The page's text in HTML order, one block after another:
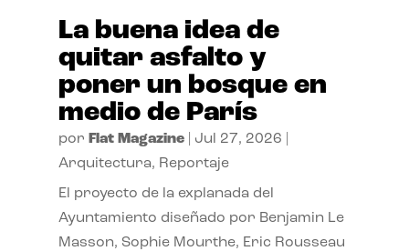
La buena idea de
quitar asfalto y
poner un bosque en
medio de París
por Flat Magazine| Jul 27, 2026
Arquitectura, Reportaje
El proyecto de la explanada del
Ayuntamiento diseñado por Benjamin Le
Masson, Sophie Mourthe, Eric Rousseau